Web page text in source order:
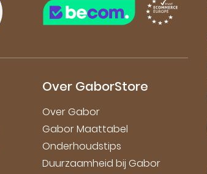
Over GaborStore
Over Gabor
Gabor Maattabel
Onderhoudstips
Duurzaamheid bij Gabor